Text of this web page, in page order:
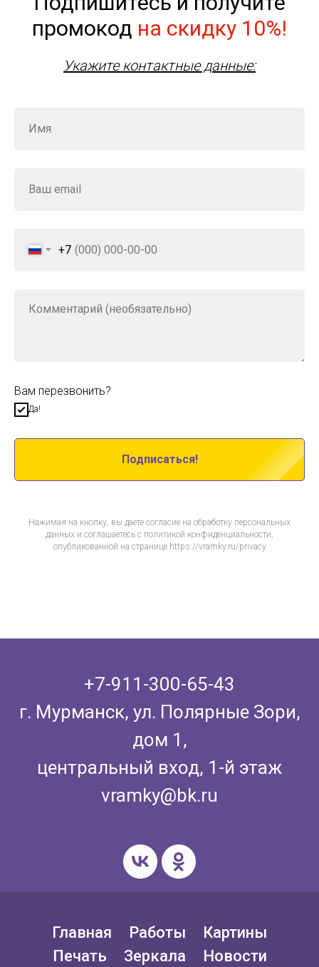
промокод на скидку 10%!
Укажите контактные данные:
+7
Вам перезвонить?
Да!
Подписаться!
Нажимая на кнопку, вы даете согласие на обработку персональных
данных и соглашаетесь c политикой конфиденциальности,
опубликованной на странице https://vramky.ru/privacy
+7-911-300-65-43
г. Мурманск, ул. Полярные Зори,
дом 1,
центральный вход, 1-й этаж
vramky@bk.ru
Главная Работы
Картины
Печать
Зеркала Новости